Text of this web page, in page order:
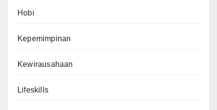
Hobi
Kepemimpinan
Kewirausahaan
Lifeskills